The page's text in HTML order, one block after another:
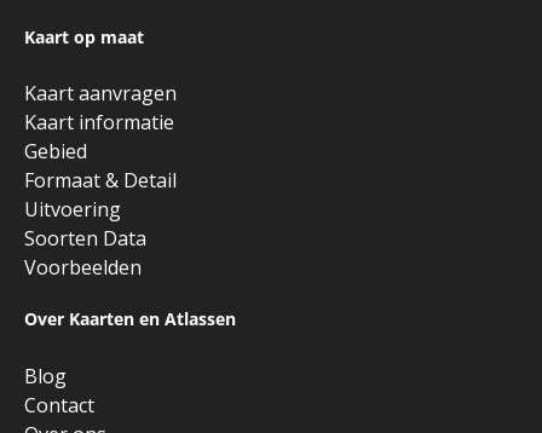
Kaart op maat
Kaart aanvragen
Kaart informatie
Gebied
Formaat & Detail
Uitvoering
Soorten Data
Voorbeelden
Over Kaarten en Atlassen
Blog
Contact